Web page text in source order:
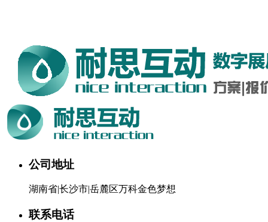
公司地址
湖南省|长沙市|岳麓区万科金色梦想
联系电话